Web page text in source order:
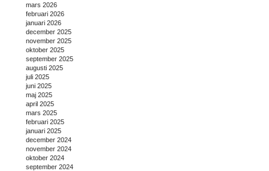
mars 2026
februari 2026
januari 2026
december 2025
november 2025
oktober 2025
september 2025
augusti 2025
juli 2025
juni 2025
maj 2025
april 2025
mars 2025
februari 2025
januari 2025
december 2024
november 2024
oktober 2024
september 2024